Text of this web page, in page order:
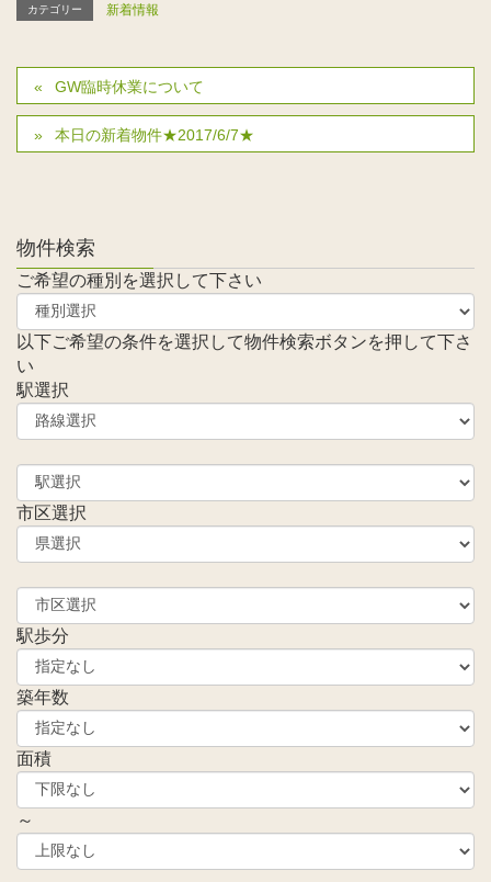
カテゴリー 新着情報
GW臨時休業について
本日の新着物件★2017/6/7★
物件検索
ご希望の種別を選択して下さい
以下ご希望の条件を選択して物件検索ボタンを押して下さ
い
駅選択
市区選択
駅歩分
築年数
面積
～